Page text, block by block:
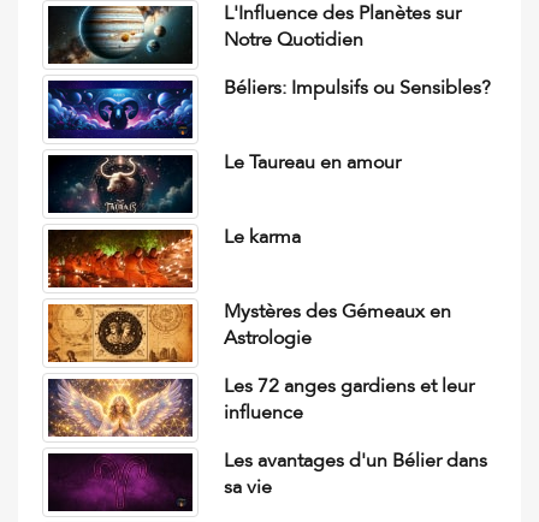
L'Influence des Planètes sur
Notre Quotidien
Béliers: Impulsifs ou Sensibles?
Le Taureau en amour
Le karma
Mystères des Gémeaux en
Astrologie
Les 72 anges gardiens et leur
influence
Les avantages d'un Bélier dans
sa vie